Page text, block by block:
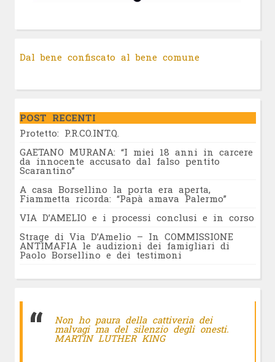
Dal bene confiscato al bene comune
POST RECENTI
Protetto: P.R.CO.INT.Q.
GAETANO MURANA: “I miei 18 anni in carcere
da innocente accusato dal falso pentito
Scarantino”
A casa Borsellino la porta era aperta,
Fiammetta ricorda: “Papà amava Palermo”
VIA D’AMELIO e i processi conclusi e in corso
Strage di Via D’Amelio – In COMMISSIONE
ANTIMAFIA le audizioni dei famigliari di
Paolo Borsellino e dei testimoni
Non ho paura della cattiveria dei
malvagi ma del silenzio degli onesti.
MARTIN LUTHER KING